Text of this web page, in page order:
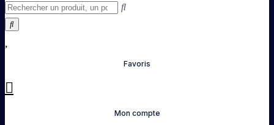
Favoris
Mon compte